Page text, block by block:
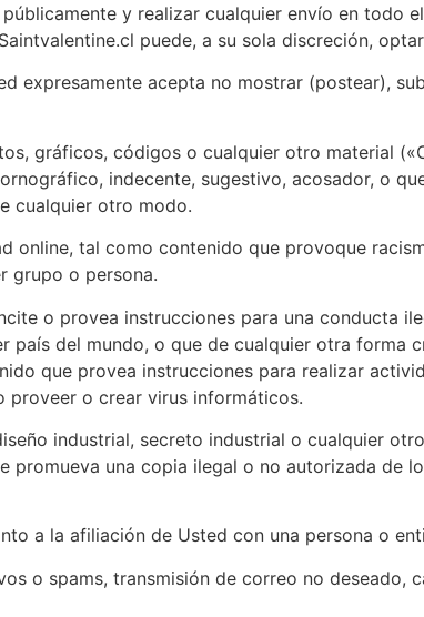
y realizar cualquier envío en todo
puede, a su sola discreción,
expresamente acepta no mostrar (postear),
gráficos, códigos o cualquier otro material
indecente, sugestivo, acosador, o
cualquier otro modo.
online, tal como contenido que provoque
grupo o persona.
o provea instrucciones para una conducta
país del mundo, o que de cualquier otra forma
que provea instrucciones para realizar
proveer o crear virus informáticos.
industrial, secreto industrial o cualquier
promueva una copia ilegal o no autorizada de
a la afiliación de Usted con una persona o
o spams, transmisión de correo no deseado,